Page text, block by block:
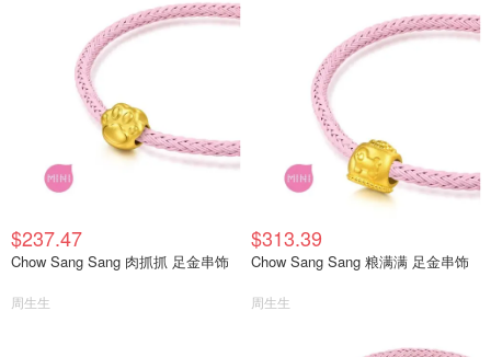
$237.47
Chow Sang Sang 肉抓抓 足金串饰
周生生
$313.39
Chow Sang Sang 粮满满 足金串饰
周生生